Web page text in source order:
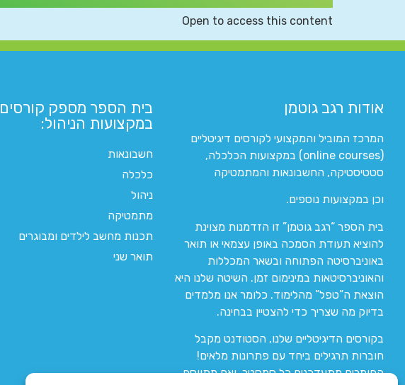
Open to access this content
אודות רגב גוטמן
המרכז המוביל והמקצועי לקורסים דיגיטליים
(online courses) במקצועות הכלכלה,
סטטיסטיקה, החשבונאות והמתמטיקה
וכן במקצועות נוספים.
בית הספר “רגב גוטמן” זו הזדמנות מצוינת
להוציא תעודת הסמכה באופן עצמאי או תואר
באוניברסיטה הפתוחה ובשאר המכללות
והאוניברסיטאות במינימום זמן. השיטה שלנו היא
הוצאת ה”טפל” מהלימוד. כלומר אנו מלמדים
בדיוק מה שצריך כדי להצטיין בבחינה.
בקורסים הדיגיטליים שלנו, הסטודנט מקבל
חוברות תרגילים ביחד עם פתרונות מלאים!
החומרים מתעדכנים כל סמסטר, ואם מתווסף
בית הספר מספק קורסים
במקצועות הניהול:
חשבונאות
כלכלה
ניהול
מתמטיקה
תכנות מחשב לילדים ומבוגרים
תואר שני